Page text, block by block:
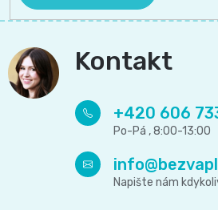
Kontakt
info@
+420 606